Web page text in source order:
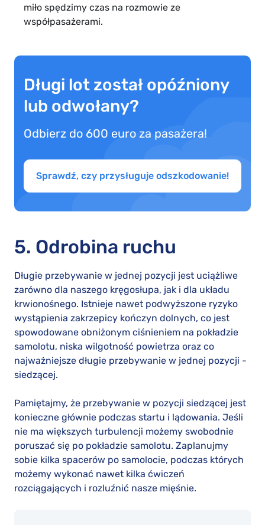
miło spędzimy czas na rozmowie ze
współpasażerami.
Długi lot został opóźniony
lub odwołany?
Odbierz do 600 euro za pasażera!
Sprawdź, czy przysługuje odszkodowanie!
5. Odrobina ruchu
Długie przebywanie w jednej pozycji jest uciążliwe
zarówno dla naszego kręgosłupa, jak i dla układu
krwionośnego. Istnieje nawet podwyższone ryzyko
wystąpienia zakrzepicy kończyn dolnych, co jest
spowodowane obniżonym ciśnieniem na pokładzie
samolotu, niska wilgotność powietrza oraz co
najważniejsze długie przebywanie w jednej pozycji -
siedzącej.
Pamiętajmy, że przebywanie w pozycji siedzącej jest
konieczne głównie podczas startu i lądowania. Jeśli
nie ma większych turbulencji możemy swobodnie
poruszać się po pokładzie samolotu. Zaplanujmy
sobie kilka spacerów po samolocie, podczas których
możemy wykonać nawet kilka ćwiczeń
rozciągających i rozluźnić nasze mięśnie.